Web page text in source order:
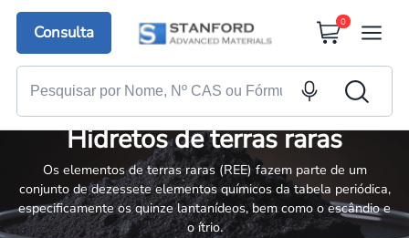
Consulta
0
Hidretos de terras raras
Os elementos de terras raras (REE) fazem parte de um
conjunto de dezessete elementos químicos da tabela periódica,
especificamente os quinze lantanídeos, bem como o escândio e
o ítrio.